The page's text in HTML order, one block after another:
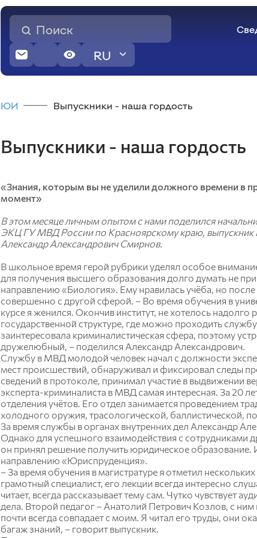
Агроэкологических технологий
семеноводства
Экологии и природопользования
Физической культуры
коммуникации
Прикладной биотехнологии и
ветеринарной медицины
Анатомии, патологической анатомии и
хирургии
Зоотехнии и технологии переработки
продуктов животноводства
Разведение, генетика, биология и водные
биоресурсы
Внутренних незаразных болезней,
акушерства и физиологии
сельскохозяйственных животных
Эпизоотологии, микробиологии,
паразитологии и ветеринарно-санитарной
экспертизы
Экономики и управления АПК
Организация и экономика
сельскохозяйственного производства
Управление социально-экономическими
системами
Информационные технологии и
математическое обеспечение
Основные сведения
Структура и органы управления
Образование
Образовательные стандарты и требования
Педагогический состав
RU
ЮИ Выпускники - наша гордость
Выпускники - наша гордость
«Знания, которым вы не уделили должного времени в
момент»
В этом месяце личным опытом с нами поделился
ЭКЦ ГУ МВД России по Красноярскому краю, выпускник
Александр Александрович Смирнов.
В школьное время герой рубрики уделял особое
для получения высшего образования долго думать не
направлению «Биология». Ему нравилась учёба, но
совершенно с другой сферой. – Во время обучения в
курсе я женился. Окончив институт, не хотелось надолго
государственной структуре, где можно проходить
заинтересовала криминалистическая сфера, поэтому
дружелюбный, – поделился Александр Александрович.
Службу в МВД молодой человек начал с должности
мест происшествий, обнаруживал и фиксировал следы
сведений в протоколе, принимал участие в выдвижении
эксперта-криминалиста в МВД самая интересная. За 20
отделения учётов. Его отдел занимается проведением
холодного оружия, трасологической, баллистической,
За время службы в органах внутренних дел Александр
Однако для успешного взаимодействия с сотрудниками
он принял решение получить юридическое образование.
направлению «Юриспруденция».
– За время обучения в магистратуре я отметил
грамотный специалист, его лекции всегда интересно
читает, всегда рассказывает тему сам. Чутко чувствует
дела. Второй педагог – Анатолий Петрович Козлов, с
почти всегда совпадает с моим. Я читал его труды, они
багаж знаний, – говорит выпускник.